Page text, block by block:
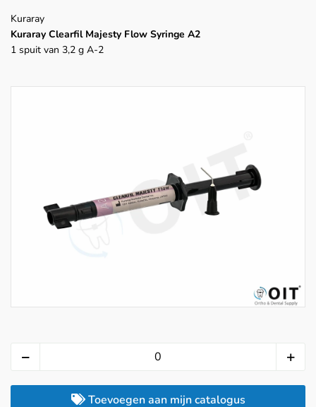
Kuraray
Kuraray Clearfil Majesty Flow Syringe A2
1 spuit van 3,2 g A-2
Toevoegen aan mijn catalogus